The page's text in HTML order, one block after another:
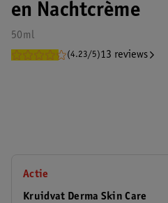
en Nachtcrème
50ml
(4.23/5)13 reviews
Actie
Kruidvat Derma Skin Care